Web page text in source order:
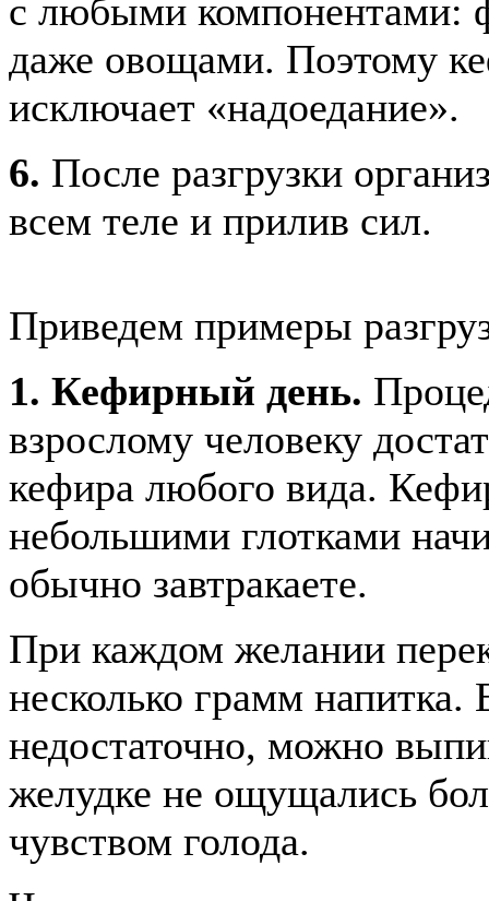
с любыми компонентами:
даже овощами. Поэтому
исключает «надоедание».
6. После разгрузки
всем теле и прилив сил.
Приведем примеры
1. Кефирный день.
взрослому человеку
кефира любого вида.
небольшими глотками
обычно завтракаете.
При каждом желании
несколько грамм напитка.
недостаточно, можно
желудке не ощущались
чувством голода.